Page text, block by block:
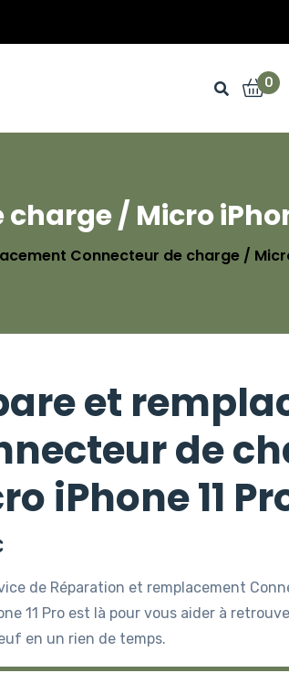
0
/ Micro
Connecteur de charge /
et
de
iPhone 11
de Réparation et remplacement
11 Pro est là pour vous aider à
en un rien de temps.